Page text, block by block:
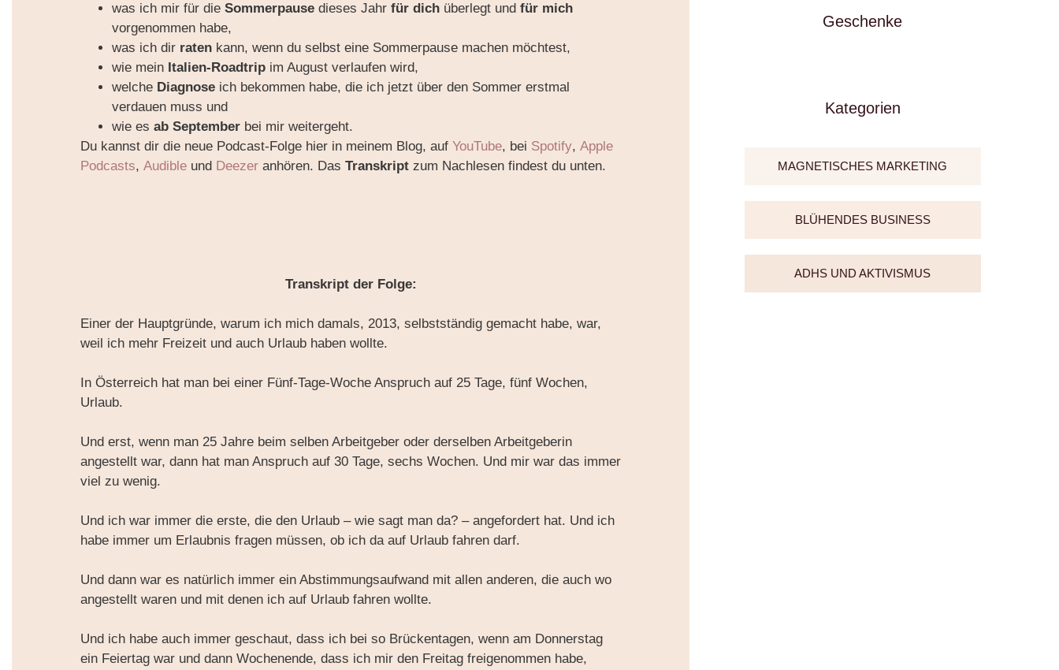
was ich mir für dieSommerpause dieses Jahrfür dich überlegt undfür mich
vorgenommen habe,
was ich dir raten kann, wenn du selbst eine Sommerpause machen möchtest,
wie mein Italien-Roadtrip im August verlaufen wird,
welche Diagnose ich bekommen habe, die ich jetzt über den Sommer erstmal
verdauen muss und
wie esab September bei mir weitergeht.
Du kannst dir die neue Podcast-Folge hier in meinem Blog, aufYouTube, bei Spotify,Apple
Podcasts,Audible und Deezer anhören. Das Transkript zum Nachlesen findest du unten.
Transkript der Folge:
Einer der Hauptgründe, warum ich mich damals, 2013, selbstständig gemacht habe, war,
weil ich mehr Freizeit und auch Urlaub haben wollte.
In Österreich hat man bei einer Fünf-Tage-Woche Anspruch auf 25 Tage, fünf Wochen,
Urlaub.
Und erst, wenn man 25 Jahre beim selben Arbeitgeber oder derselben Arbeitgeberin
angestellt war, dann hat man Anspruch auf 30 Tage, sechs Wochen. Und mir war das immer
viel zu wenig.
Und ich war immer die erste, die den Urlaub – wie sagt man da? – angefordert hat. Und ich
habe immer um Erlaubnis fragen müssen, ob ich da auf Urlaub fahren darf.
Und dann war es natürlich immer ein Abstimmungsaufwand mit allen anderen, die auch wo
angestellt waren und mit denen ich auf Urlaub fahren wollte.
Und ich habe auch immer geschaut, dass ich bei so Brückentagen, wenn am Donnerstag
ein Feiertag war und dann Wochenende, dass ich mir den Freitag freigenommen habe,
Geschenke
Kategorien
MAGNETISCHES MARKETING
BLÜHENDES BUSINESS
ADHS UND AKTIVISMUS